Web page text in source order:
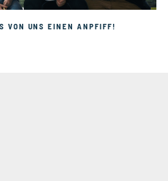
VON UNS EINEN ANPFIFF!